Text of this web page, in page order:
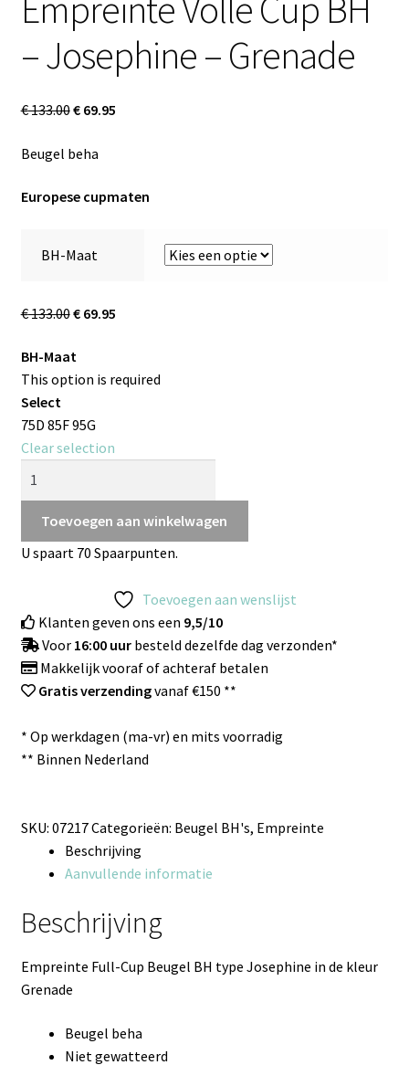
– Josephine – Grenade
€133.00€69.95
Beugel beha
Europese cupmaten
BH-Maat
€133.00€69.95
BH-Maat
This option is required
Select
75D 85F95G
Clear selection
Toevoegen aan winkelwagen
U spaart 70 Spaarpunten.
Toevoegen aan wenslijst
Klanten geven ons een 9,5/10
Voor 16:00 uurbesteld dezelfde dag verzonden*
Makkelijk vooraf of achteraf betalen
Gratis verzendingvanaf €150 **
* Op werkdagen (ma-vr) en mits voorradig
** Binnen Nederland
SKU: 07217Categorieën: Beugel BH's, Empreinte
Beschrijving
Aanvullende informatie
Beschrijving
Empreinte Full-Cup Beugel BH type Josephine in de kleur
Grenade
Beugel beha
Niet gewatteerd